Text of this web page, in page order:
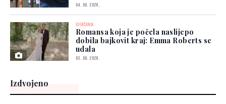
04. 08. 2026.
VJENČANJA
Romansa koja je počela naslijepo
dobila bajkovit kraj: Emma Roberts se
udala
03. 08. 2026.
Izdvojeno